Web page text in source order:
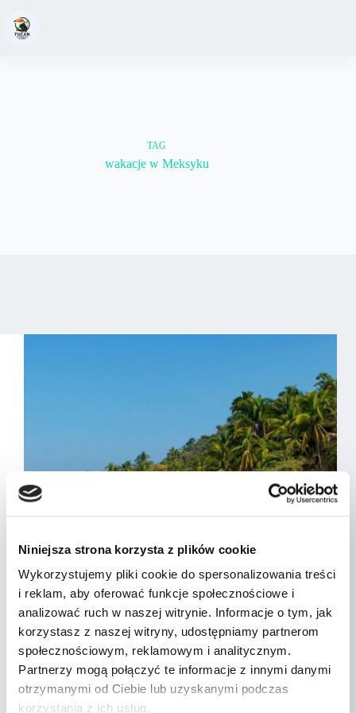
Niniejsza strona korzysta z plików cookie
Wykorzystujemy pliki cookie do spersonalizowania treści
i reklam, aby oferować funkcje społecznościowe i
analizować ruch w naszej witrynie. Informacje o tym, jak
korzystasz z naszej witryny, udostępniamy partnerom
społecznościowym, reklamowym i analitycznym.
Partnerzy mogą połączyć te informacje z innymi danymi
otrzymanymi od Ciebie lub uzyskanymi podczas
korzystania z ich usług.
TAG
wakacje w Meksyku
Meksyk
Meksyk – Wybrzeże Pacyfiku